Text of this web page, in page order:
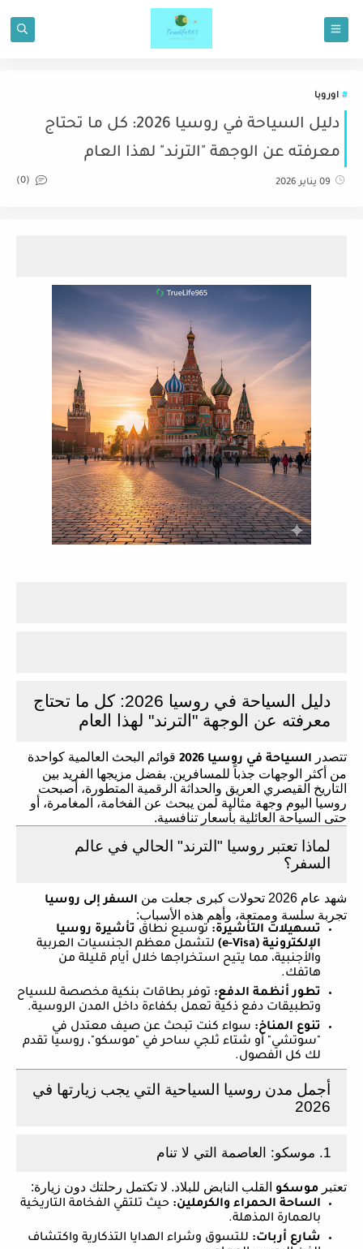
اوروبا
دليل السياحة في روسيا 2026: كل ما تحتاج
معرفته عن الوجهة "الترند" لهذا العام
09 يناير 2026 (0)
دليل السياحة في روسيا 2026: كل ما تحتاج
معرفته عن الوجهة "الترند" لهذا العام
تتصدر السياحة في روسيا 2026
قوائم البحث العالمية كواحدة
من أكثر الوجهات جذباً للمسافرين. بفضل مزيجها الفريد بين
التاريخ القيصري العريق والحداثة الرقمية المتطورة، أصبحت
روسيا اليوم وجهة مثالية لمن يبحث عن الفخامة، المغامرة، أو
حتى السياحة العائلية بأسعار تنافسية.
لماذا تعتبر روسيا "الترند" الحالي في عالم
السفر؟
شهد عام 2026 تحولات كبرى جعلت من السفر إلى روسيا
تجربة سلسة وممتعة، وأهم هذه الأسباب:
تسهيلات التأشيرة: توسيع نطاق تأشيرة روسيا
الإلكترونية (e-Visa)
لتشمل معظم الجنسيات العربية
والأجنبية، مما يتيح استخراجها خلال أيام قليلة من
هاتفك.
تطور أنظمة الدفع: توفر بطاقات بنكية مخصصة للسياح
وتطبيقات دفع ذكية تعمل بكفاءة داخل المدن الروسية.
تنوع المناخ: سواء كنت تبحث عن صيف معتدل في
"سوتشي" أو شتاء ثلجي ساحر في "موسكو"، روسيا تقدم
لك كل الفصول.
أجمل مدن روسيا السياحية التي يجب زيارتها في
2026
1. موسكو: العاصمة التي لا تنام
تعتبر موسكو القلب النابض للبلاد. لا تكتمل رحلتك دون زيارة:
الساحة الحمراء والكرملين: حيث تلتقي الفخامة التاريخية
بالعمارة المذهلة.
شارع أربات: للتسوق وشراء الهدايا التذكارية واكتشاف